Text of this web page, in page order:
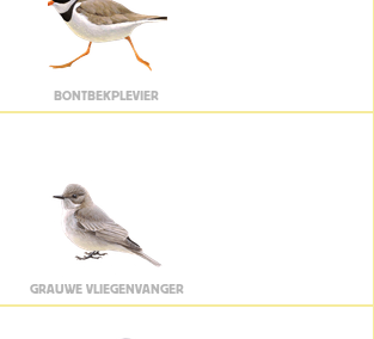
BONTBEKPLEVIER
GRAUWE VLIEGENVANGER